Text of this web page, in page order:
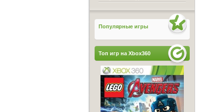
Популярные игры
Топ игр на Xbox360